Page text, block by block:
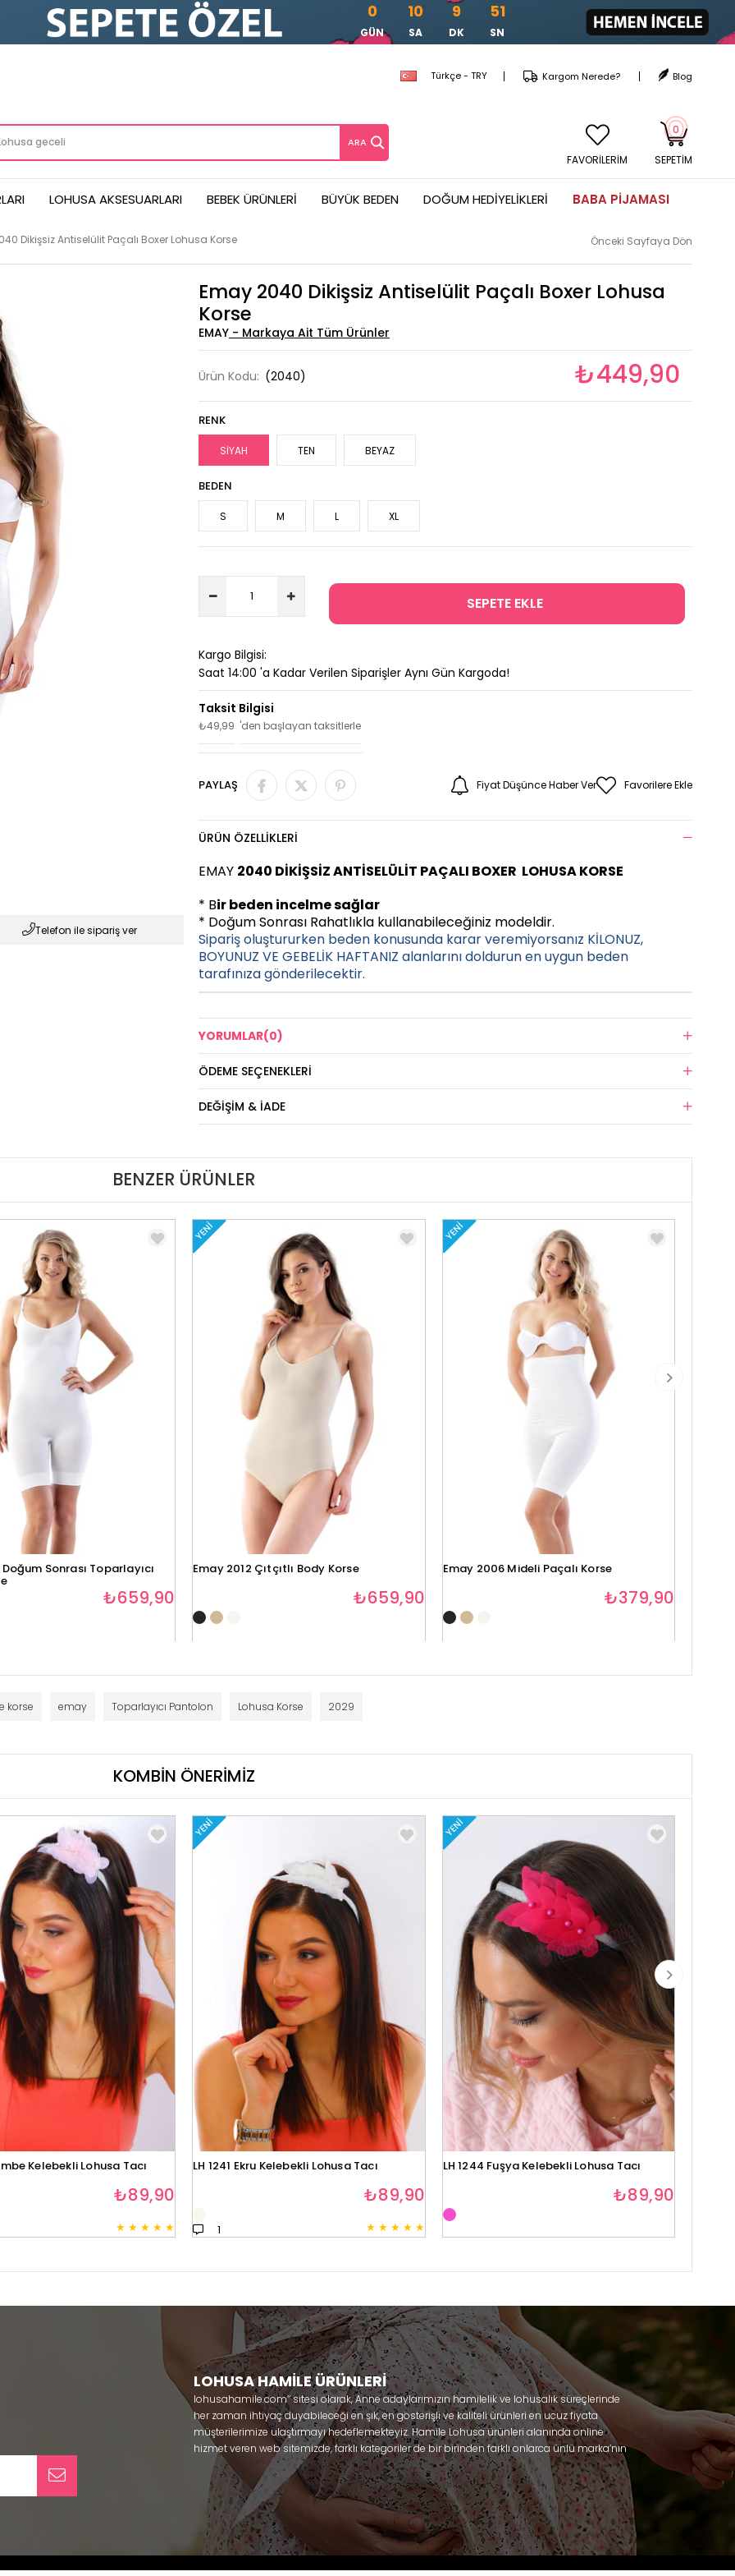
0
GÜN
10
SA
9
DK
49
SN
Türkçe - TRY Blog
Kargom Nerede?
SEPETIM
0
FAVORİLERİM
LOHUSA AKSESUARLARI BEBEK ÜRÜNLERI BÜYÜK BEDEN DOĞUM HEDIYELIKLERI BABA PIJAMASI
Dikişsiz Antiselülit Paçalı Boxer Lohusa Korse Önceki Sayfaya Dön
Telefon ile sipariş ver
Emay 2040 Dikişsiz Antiselülit Paçalı Boxer Lohusa
Korse
EMAY
Ürün Kodu: (2040) ₺449,90
RENK
SİYAH TEN BEYAZ
BEDEN
S M L XL
Kargo Bilgisi:
Saat 14:00 'a Kadar Verilen Siparişler Aynı Gün Kargoda!
₺49,99 'den başlayan taksitlerle
PAYLAŞ Favorilere Ekle
Fiyat Düşünce Haber Ver
ÜRÜN ÖZELLIKLERI
EMAY 2040 DİKİŞSİZ ANTİSELÜLİT PAÇALI BOXER LOHUSA KORSE
* Bir beden incelme sağlar
* Doğum Sonrası Rahatlıkla kullanabileceğiniz modeldir.
Sipariş oluştururken beden konusunda karar veremiyorsanız KİLONUZ,
BOYUNUZ VE GEBELİK HAFTANIZ alanlarını doldurun en uygun beden
tarafınıza gönderilecektir.
YORUMLAR(0)
ÖDEME SEÇENEKLERI
DEĞIŞIM & İADE
BENZER ÜRÜNLER
Doğum Sonrası Toparlayıcı
₺659,90
YENI
Emay 2012 Çıtçıtlı Body Korse
₺659,90
YENI
Emay 2006 Mideli Paçalı Korse
₺379,90
korse emay Toparlayıcı Pantolon Lohusa Korse 2029
KOMBİN ÖNERİMİZ
Kelebekli Lohusa Tacı
★ ★ ★ ★ ★
₺89,90
YENI
LH 1241 Ekru Kelebekli Lohusa Tacı
★ ★ ★ ★ ★
1
₺89,90
YENI
LH 1244 Fuşya Kelebekli Lohusa Tacı
₺89,90
LOHUSA HAMİLE ÜRÜNLERİ
lohusahamile.com’’ sitesi olarak, Anne adaylarımızın hamilelik ve lohusalık süreçlerinde
her zaman ihtiyaç duyabileceği en şık, en gösterişli ve kaliteli ürünleri en ucuz fiyata
müşterilerimize ulaştırmayı hedeflemekteyiz. Hamile Lohusa ürünleri alanında online
hizmet veren web sitemizde, farklı kategoriler de bir birinden farklı onlarca ünlü marka’nın
ürünlerine sadece bir tık uzaklıkta olacaksınız. Hem hamilelik öncesi hem doğum sonrası
kullanabileceğiniz ürünler ile gebelik döneminizi huzur içinde geçirmenize yardımcı
olmaya çalışmaktayız. Annelerimizin ihtiyaç duydukları lohusa pijama, lohusa gecelik,
lohusa sabahlık, hamile pijama, hamile gecelik, Emzirme sütyeni, Emzirme atleti, Lohusa
taç ve terlik gibi ürünleri bir çok model seçenekleriyle bir birinden güzel kombinler
yaparak güven içinde satın alabiliriniz. Sitemiz üzerinden satın alabileceğiniz;Effortt